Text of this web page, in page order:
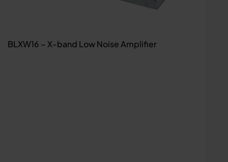
BLXW16 – X-band Low Noise Amplifier